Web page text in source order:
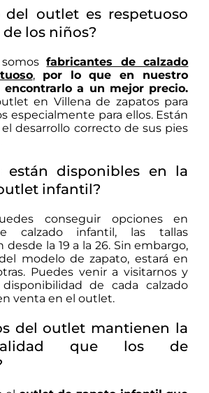
del outlet es respetuoso
los niños?
somosfabricantes de calzado
, por lo que en nuestro
a un mejor precio.
en Villena de zapatos para
especialmente para ellos. Están
desarrollo correcto de sus pies
están disponibles en la
infantil?
conseguir opciones en
calzado infantil, las tallas
desde la 19 a la 26. Sin embargo,
modelo de zapato, estará en
Puedes venir a visitarnos y
de cada calzado
venta en el outlet.
del outlet mantienen la
que los de